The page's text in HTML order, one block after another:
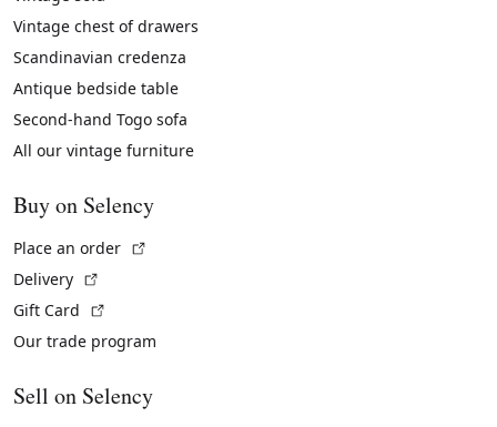
Vintage chest of drawers
Scandinavian credenza
Antique bedside table
Second-hand Togo sofa
All our vintage furniture
Buy on Selency
Place an order
Delivery
Gift Card
Our trade program
Sell on Selency